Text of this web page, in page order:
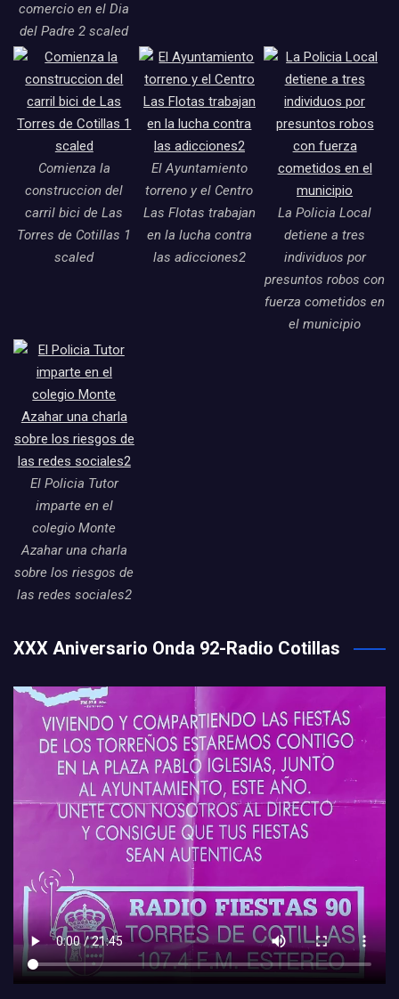
comercio en el Dia
del Padre 2 scaled
Comienza la
construccion del
carril bici de Las
Torres de Cotillas 1
scaled
El Ayuntamiento
torreno y el Centro
Las Flotas trabajan
en la lucha contra
las adicciones2
La Policia Local
detiene a tres
individuos por
presuntos robos con
fuerza cometidos en
el municipio
El Policia Tutor
imparte en el
colegio Monte
Azahar una charla
sobre los riesgos de
las redes sociales2
XXX Aniversario Onda 92-Radio Cotillas